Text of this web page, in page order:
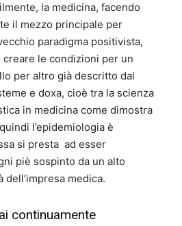
la medicina, facendo
il mezzo principale per
paradigma positivista,
creare le condizioni per un
per altro già descritto dai
e doxa, cioè tra la scienza
in medicina come dimostra
l’epidemiologia è
si presta ad esser
piè sospinto da un alto
medica.
continuamente